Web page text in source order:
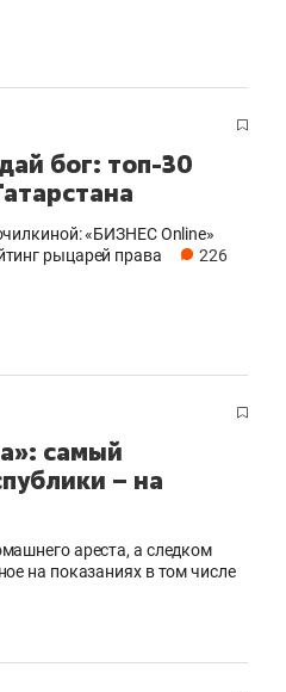
бог: топ-30
«БИЗНЕС Online»
рыцарей права
226
самый
– на
ареста, а следком
на показаниях в том числе